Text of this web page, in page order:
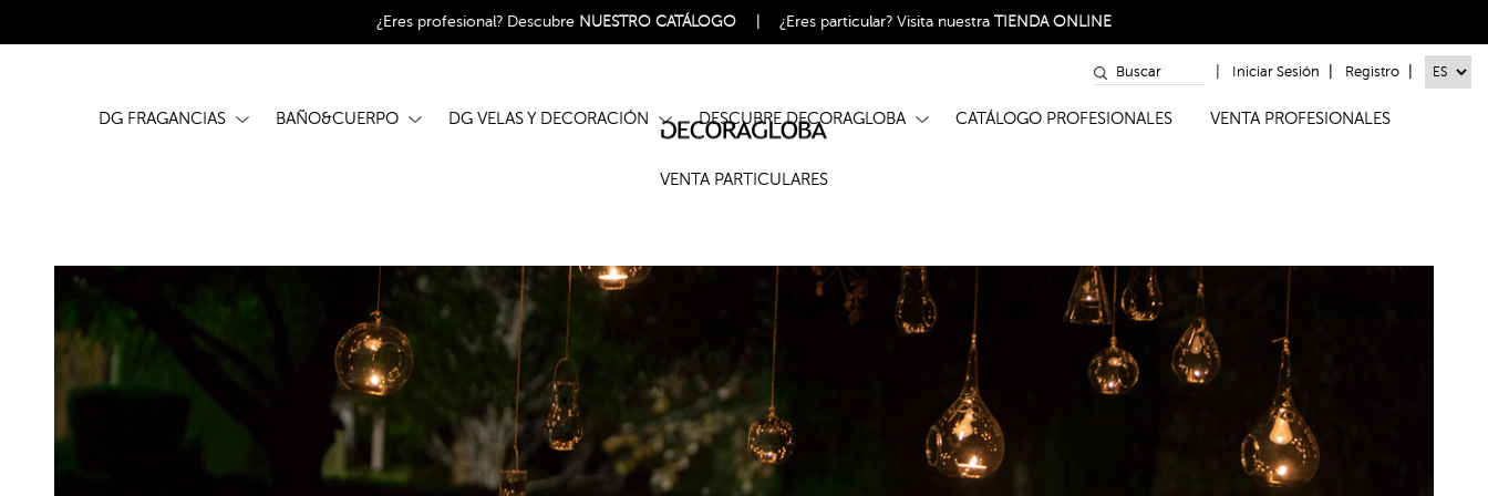
¿Eres profesional? Descubre NUESTRO CATÁLOGO ¿Eres particular?Visita nuestraTIENDA ONLINE
Iniciar Sesión Registro
DG FRAGANCIAS BAÑO&CUERPO DG VELAS Y DECORACIÓN DESCUBRE DECORAGLOBA CATÁLOGO PROFESIONALES VENTA PROFESIONALES
VENTA PARTICULARES